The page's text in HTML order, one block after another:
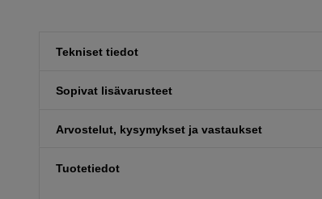
Tekniset tiedot
Sopivat lisävarusteet
Arvostelut, kysymykset ja vastaukset
Tuotetiedot